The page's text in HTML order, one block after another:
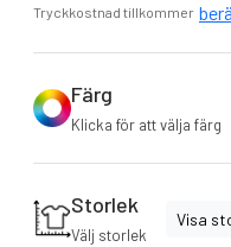
Accord on Fire and
Textile Exchange
Kemikaliegruppen
Tryckkostnad tillkommer
Färg
Klicka för att välja färg
Storlek
Välj storlek
Visa